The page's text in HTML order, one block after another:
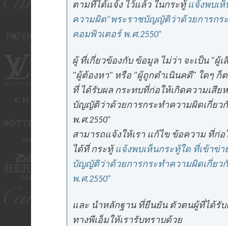
ตามที่ได้แจ้ง ไว้แล้ว ในกระทู้ แจ้งพบเ
ความผิด“พระราชบัญญัติว่าด้วยการกร
คอมพิวเตอร์ พ.ศ.2550”
ผู้ ที่เกี่ยวข้องกับ ข้อมูล ไม่ว่า จะเป็น "ผู้
"ผู้ต้องหา" หรือ "ผู้ถูกดำเนินคดี" ใดๆ ก็
ที่ ได้รับผล กระทบที่ก่อให้เกิดความเสีย
บัญญัติว่าด้วยการกระทำความผิดเกี่ยว
พ.ศ.2550”
สามารถแจ้งให้เรา แก้ไข ข้อความ ที่ก่อ
ได้ที่ กระทู้ แจ้งพบเห็นกระทู้ใด ที่เข้าข่
บัญญัติว่าด้วยการกระทำความผิดเกี่ยว
พ.ศ.2550”
และ นำหลักฐาน ที่ยืนยัน ตัวตนผู้ที่ได้รับ
ทางพีเอ็มให้เรารับทราบด้วย